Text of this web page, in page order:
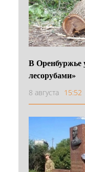
В Оренбуржье
лесорубами»
8 августа 15:52